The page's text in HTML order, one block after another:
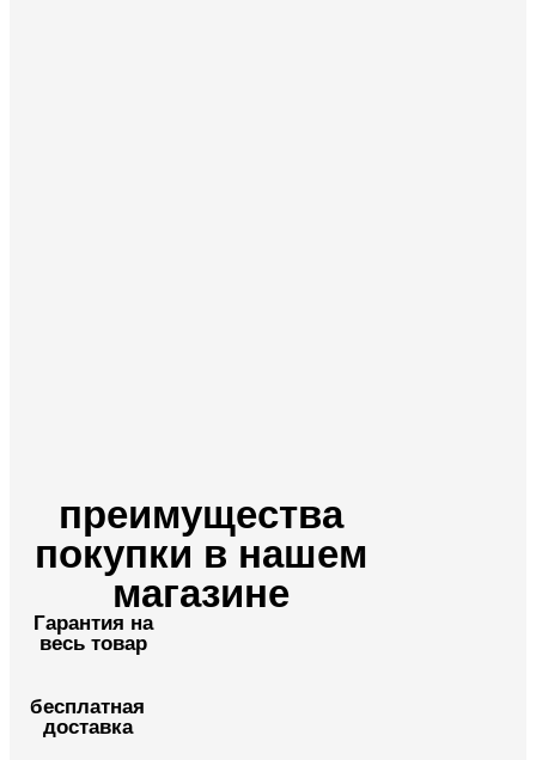
преимущества
покупки в нашем
магазине
Гарантия на
весь товар
бесплатная
доставка